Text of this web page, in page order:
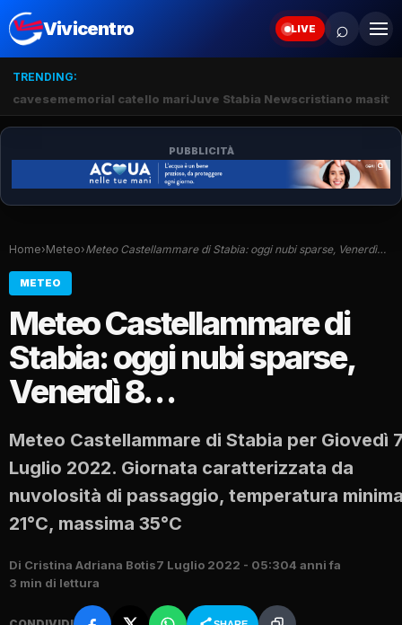
Vivicentro LIVE ⌕
TRENDING:
cavesememorial catello mariJuve Stabia Newscristiano masitto
PUBBLICITÀ
Home›Meteo›Meteo Castellammare di Stabia: oggi nubi sparse, Venerdì…
METEO
Meteo Castellammare di
Stabia: oggi nubi sparse,
Venerdì 8…
Meteo Castellammare di Stabia per Giovedì
Luglio 2022. Giornata caratterizzata da
nuvolosità di passaggio, temperatura
21°C, massima 35°C
Di Cristina Adriana Botis7 Luglio 2022 - 05:304 anni fa
3 min di lettura